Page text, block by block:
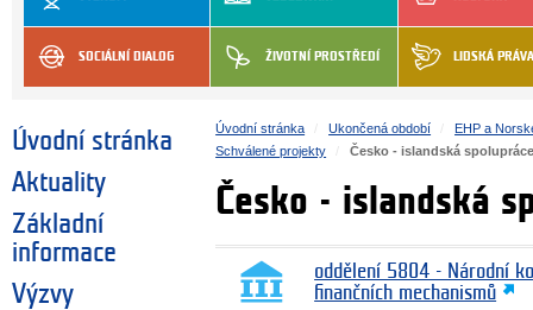
SOCIÁLNÍ DIALOG ŽIVOTNÍ PROSTŘEDÍ LIDSKÁ PRÁVA
Úvodní stránka
Aktuality
Základní
informace
Výzvy
Úvodní stránka Ukončená období
EHP a
Schválené projekty
Česko - islandská
Česko - islandská
oddělení 5804 - Národní
finančních mechanismů